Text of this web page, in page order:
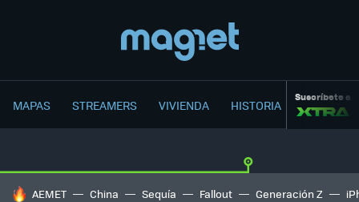
MAPAS STREAMERS VIVIENDA HISTORIA Suscríbete a
HOY SE HABLA DE
AEMET China Sequía Fallout Generación Z